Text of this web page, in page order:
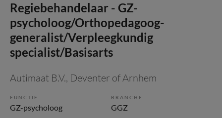
Regiebehandelaar - GZ-
psycholoog/Orthopedagoog-
generalist/Verpleegkundig
specialist/Basisarts
Autimaat B.V., Deventer of Arnhem
FUNCTIE
GZ-psycholoog
BRANCHE
GGZ